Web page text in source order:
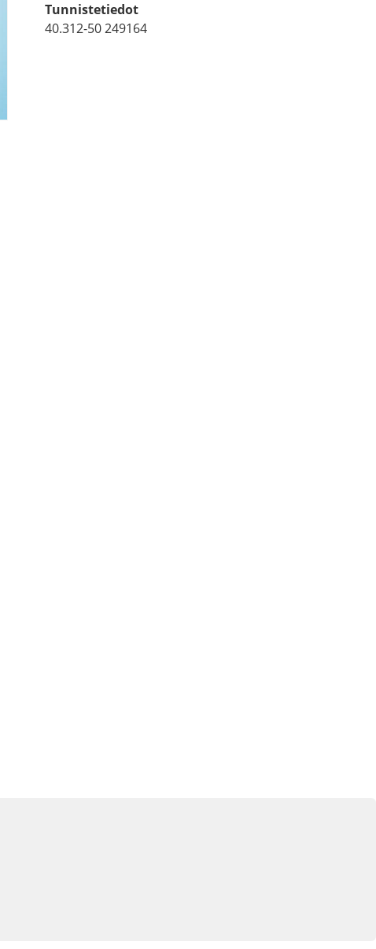
Tunnistetiedot
40.312-50 249164